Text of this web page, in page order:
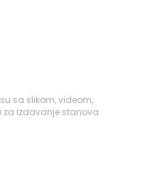
sa slikom, videom,
za izdavanje stanova